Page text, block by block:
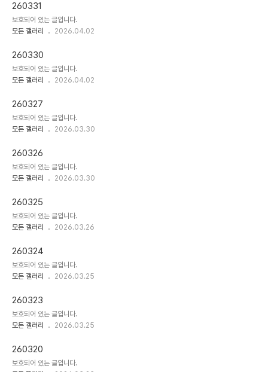
260331
보호되어 있는 글입니다.
모든 갤러리
2026.04.02
260330
보호되어 있는 글입니다.
모든 갤러리
2026.04.02
260327
보호되어 있는 글입니다.
모든 갤러리
2026.03.30
260326
보호되어 있는 글입니다.
모든 갤러리
2026.03.30
260325
보호되어 있는 글입니다.
모든 갤러리
2026.03.26
260324
보호되어 있는 글입니다.
모든 갤러리
2026.03.25
260323
보호되어 있는 글입니다.
모든 갤러리
2026.03.25
260320
보호되어 있는 글입니다.